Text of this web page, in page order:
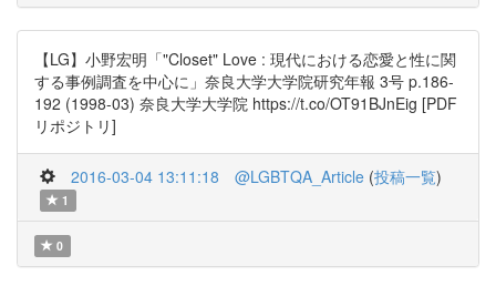
【LG】小野宏明「"Closet" Love : 現代における恋愛と性に関
する事例調査を中心に」奈良大学大学院研究年報 3号 p.186-
192 (1998-03) 奈良大学大学院 https://t.co/OT91BJnEig [PDF
リポジトリ]
2016-03-04 13:11:18 @LGBTQA_Article (投稿一覧)
1
0